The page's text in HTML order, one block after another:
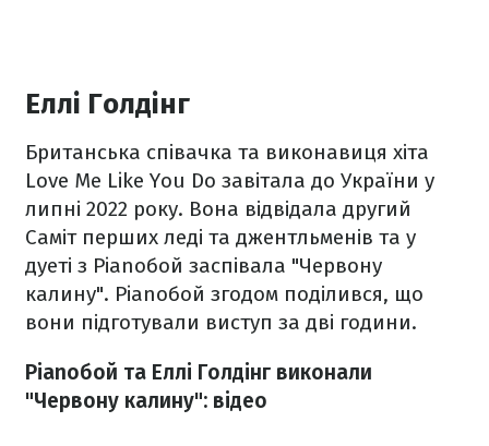
Еллі Голдінг
Британська співачка та виконавиця хіта
Love Me Like You Do завітала до України у
липні 2022 року. Вона відвідала другий
Саміт перших леді та джентльменів та у
дуеті з Pianoбой заспівала "Червону
калину". Pianoбой згодом поділився, що
вони підготували виступ за дві години.
Pianoбой та Еллі Голдінг виконали
"Червону калину": відео